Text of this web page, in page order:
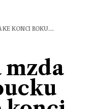
KE KONCI ROKU…
mzda